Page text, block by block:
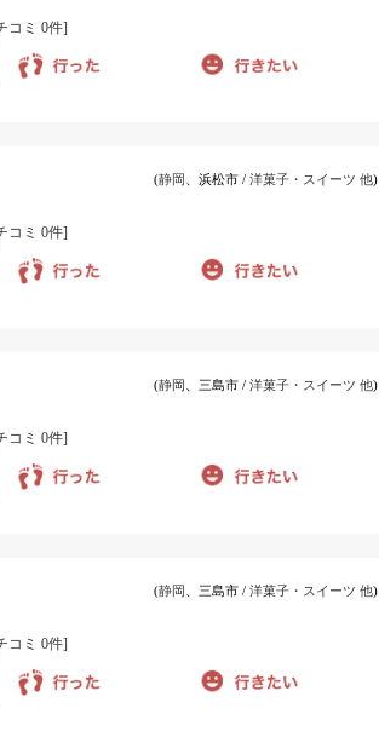
コミ0件]
(静岡 、浜松市 / 洋菓子・スイーツ 他)
コミ0件]
(静岡 、三島市 / 洋菓子・スイーツ 他)
コミ0件]
(静岡 、三島市 / 洋菓子・スイーツ 他)
コミ0件]